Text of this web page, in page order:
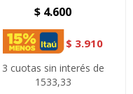
$ 4.600
$ 3.910
3 cuotas sin interés de
1533,33